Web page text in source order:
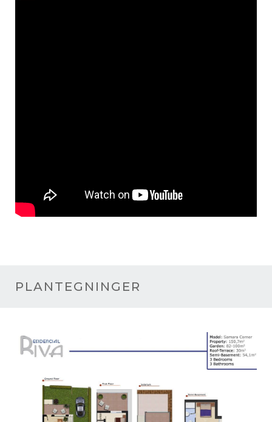
PLANTEGNINGER